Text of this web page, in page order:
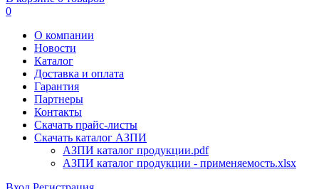
0
О компании
Новости
Каталог
Доставка и оплата
Гарантия
Партнеры
Контакты
Скачать прайс-листы
Скачать каталог АЗПИ
АЗПИ каталог продукции.pdf
АЗПИ каталог продукции - применяемость.xlsx